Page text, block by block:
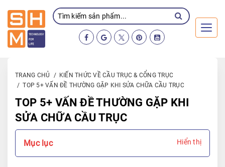
TRANG CHỦ
KIẾN THỨC VỀ CẦU TRỤC & CỔNG TRỤC
TOP 5+ VẤN ĐỀ THƯỜNG GẶP KHI SỬA CHỮA CẦU TRỤC
TOP 5+ VẤN ĐỀ THƯỜNG GẶP KHI
SỬA CHỮA CẦU TRỤC
Mục lục Hiển thị